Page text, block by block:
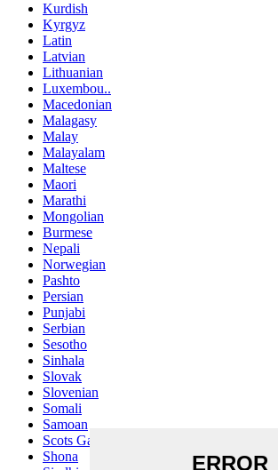
Kurdish
Kyrgyz
Latin
Latvian
Lithuanian
Luxembou..
Macedonian
Malagasy
Malay
Malayalam
Maltese
Maori
Marathi
Mongolian
Burmese
Nepali
Norwegian
Pashto
Persian
Punjabi
Serbian
Sesotho
Sinhala
Slovak
Slovenian
Somali
Samoan
Scots Gaelic
Shona